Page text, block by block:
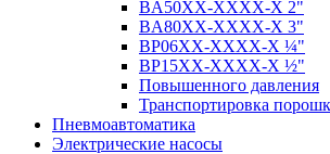
BA50XX-XXXX-X 2"
BA80XX-XXXX-X 3"
BP06XX-XXXX-X ¼"
BP15XX-XXXX-X ½"
Повышенного давления
Транспортировка
Пневмоавтоматика
Электрические насосы